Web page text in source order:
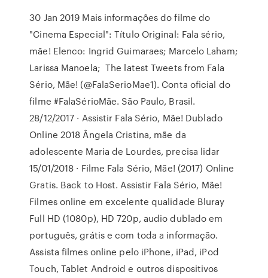
30 Jan 2019 Mais informações do filme do
"Cinema Especial": Título Original: Fala sério,
mãe! Elenco: Ingrid Guimaraes; Marcelo Laham;
Larissa Manoela; The latest Tweets from Fala
Sério, Mãe! (@FalaSerioMae1). Conta oficial do
filme #FalaSérioMãe. São Paulo, Brasil.
28/12/2017 · Assistir Fala Sério, Mãe! Dublado
Online 2018 Ângela Cristina, mãe da
adolescente Maria de Lourdes, precisa lidar
15/01/2018 · Filme Fala Sério, Mãe! (2017) Online
Gratis. Back to Host. Assistir Fala Sério, Mãe!
Filmes online em excelente qualidade Bluray
Full HD (1080p), HD 720p, audio dublado em
português, grátis e com toda a informação.
Assista filmes online pelo iPhone, iPad, iPod
Touch, Tablet Android e outros dispositivos